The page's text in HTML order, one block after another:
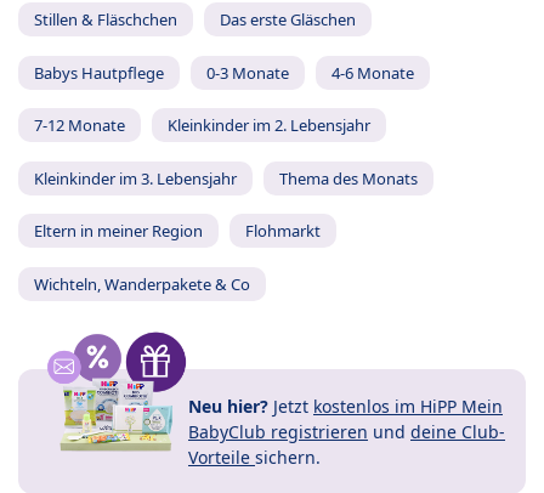
Stillen & Fläschchen Das erste Gläschen
Babys Hautpflege 0-3 Monate 4-6 Monate
7-12 Monate Kleinkinder im 2. Lebensjahr
Kleinkinder im 3. Lebensjahr Thema des Monats
Eltern in meiner Region Flohmarkt
Wichteln, Wanderpakete & Co
Neu hier? Jetzt kostenlos im HiPP Mein
BabyClub registrieren und deine Club-
Vorteile sichern.